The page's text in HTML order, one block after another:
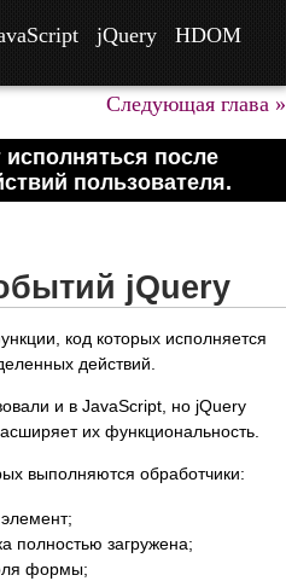
jQuery
HDOM
Следующая глава »
после
пользователя.
jQuery
код которых исполняется
действий.
и в JavaScript, но jQuery
их функциональность.
выполняются обработчики:
полностью загружена;
формы;